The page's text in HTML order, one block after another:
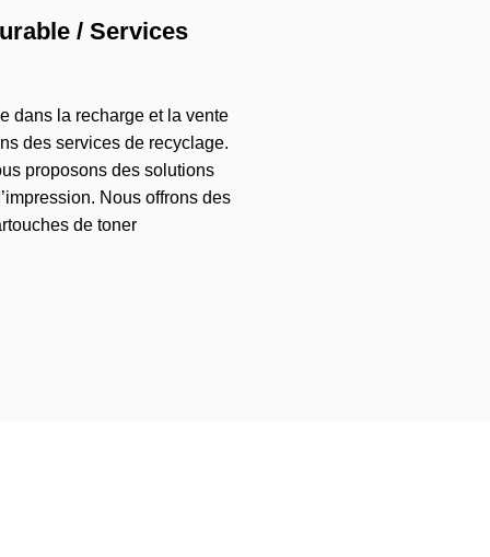
/ Services
dans la recharge et la vente
des services de recyclage.
proposons des solutions
Nous offrons des
de toner